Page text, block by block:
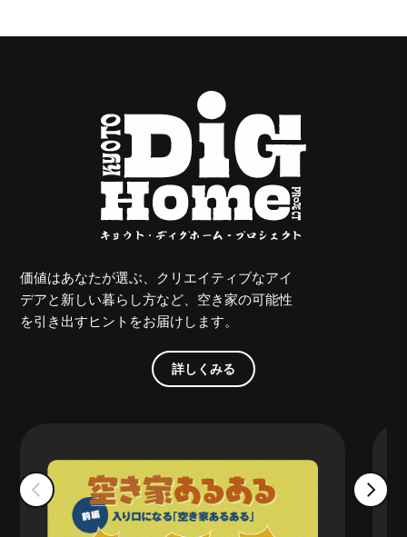
価値はあなたが選ぶ、クリエイティブなアイ
デアと新しい暮らし方など、空き家の可能性
を引き出すヒントをお届けします。
詳しくみる